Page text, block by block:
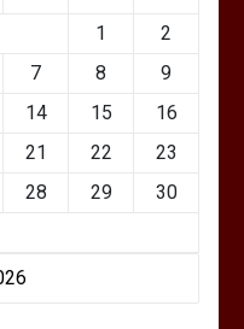
1
2
7 8
9
14 15
16
21 22
23
28 29
30